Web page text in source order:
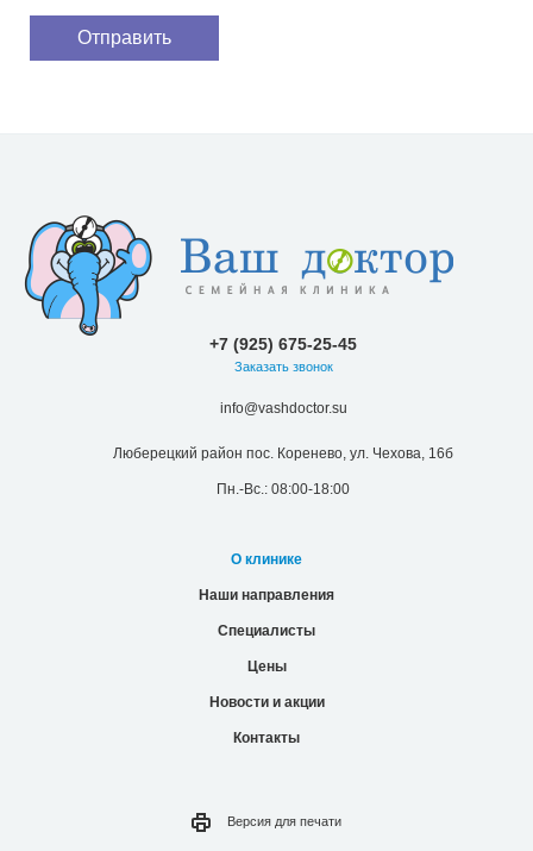
+7 (925) 675-25-45
Заказать звонок
info@vashdoctor.su
Люберецкий район пос. Коренево, ул. Чехова, 16б
Пн.-Вс.: 08:00-18:00
О клинике
Наши направления
Специалисты
Цены
Новости и акции
Контакты
Версия для печати